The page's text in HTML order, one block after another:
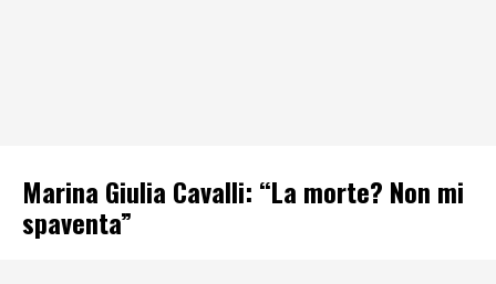
Marina Giulia Cavalli: “La morte? Non mi
spaventa”